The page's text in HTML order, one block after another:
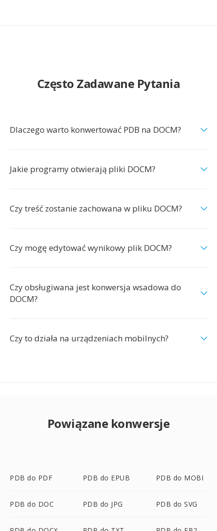
Często Zadawane Pytania
Dlaczego warto konwertować PDB na DOCM?
Jakie programy otwierają pliki DOCM?
Czy treść zostanie zachowana w pliku DOCM?
Czy mogę edytować wynikowy plik DOCM?
Czy obsługiwana jest konwersja wsadowa do
DOCM?
Czy to działa na urządzeniach mobilnych?
Powiązane konwersje
PDB do PDF PDB do EPUB PDB do MOBI
PDB do DOC PDB do JPG PDB do SVG